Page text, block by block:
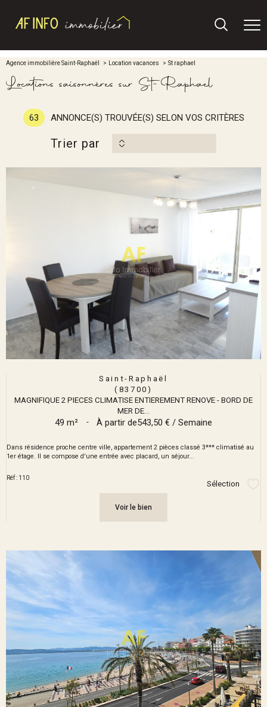
Agence immobilière Saint-Raphaël Location vacances St raphael
Locations saisonnères sur St-Raphael
63 ANNONCE(S) TROUVÉE(S) SELON VOS CRITÈRES
Trier par
Saint-Raphaël
(83700)
MAGNIFIQUE 2 PIECES CLIMATISE ENTIEREMENT RENOVE - BORD DE
MER DE...
49 m² - À partir de543,50 € / Semaine
Dans résidence proche centre ville, appartement 2 pièces classé 3*** climatisé au
1er étage. Il se compose d'une entrée avec placard, un séjour...
Réf : 110
Sélection
Voir le bien